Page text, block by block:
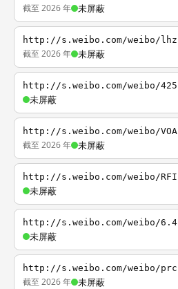
截至 2026 年 未屏蔽
http://s.weibo.com/weibo/lhz
截至 2026 年 未屏蔽
http://s.weibo.com/weibo/425
未屏蔽
http://s.weibo.com/weibo/VOA
截至 2026 年 未屏蔽
http://s.weibo.com/weibo/RFI
未屏蔽
http://s.weibo.com/weibo/6.4
未屏蔽
http://s.weibo.com/weibo/prc
截至 2026 年 未屏蔽